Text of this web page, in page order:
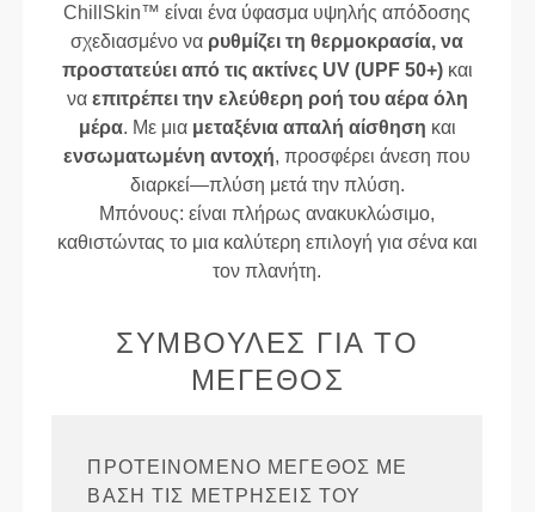
ChillSkin™ είναι ένα ύφασμα υψηλής απόδοσης
σχεδιασμένο να ρυθμίζει τη θερμοκρασία, να
προστατεύει από τις ακτίνες UV (UPF 50+)και
να επιτρέπει την ελεύθερη ροή του αέρα όλη
μέρα. Με μια μεταξένια απαλή αίσθηση και
ενσωματωμένη αντοχή, προσφέρει άνεση που
διαρκεί—πλύση μετά την πλύση.
Μπόνους: είναι πλήρως ανακυκλώσιμο,
καθιστώντας το μια καλύτερη επιλογή για σένα και
τον πλανήτη.
ΣΥΜΒΟΥΛΈΣ ΓΙΑ ΤΟ
ΜΈΓΕΘΟΣ
ΠΡΟΤΕΙΝΌΜΕΝΟ ΜΈΓΕΘΟΣ ΜΕ
ΒΆΣΗ ΤΙΣ ΜΕΤΡΉΣΕΙΣ ΤΟΥ